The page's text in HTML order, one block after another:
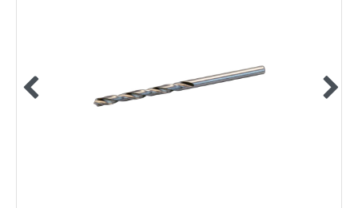
KLEBEN UND DICHTEN